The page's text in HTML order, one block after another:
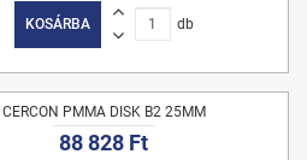
KOSÁRBA db
CERCON PMMA DISK B2 25MM
88 828 Ft